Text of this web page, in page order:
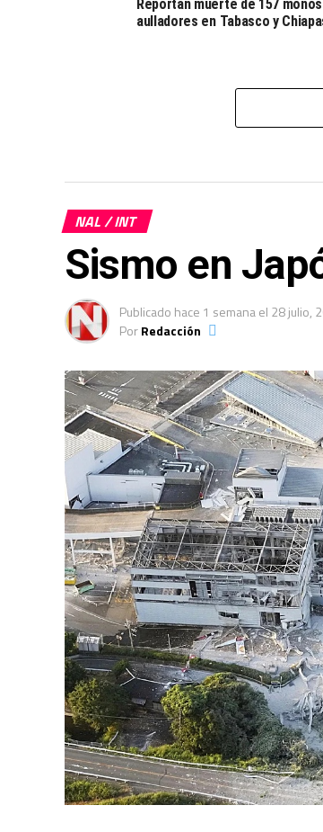
Reportan muerte de 157 monos
aulladores en Tabasco y
NAL / INT
Sismo en
Publicado hace 1 semanael 28 julio,
PorRedacción